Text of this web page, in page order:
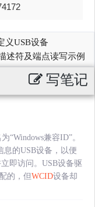
义USB设备
述符及端点读写示例
写笔记
“Windows兼容ID”。
息的USB设备，以便
即访问。USB设备驱
的，但WCID设备却